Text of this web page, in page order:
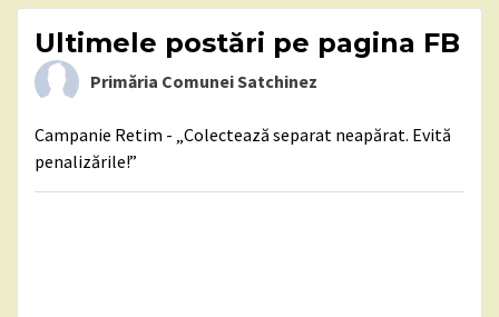
Ultimele postări pe pagina FB
Primăria Comunei Satchinez
Campanie Retim - „Colectează separat neapărat. Evită
penalizările!”